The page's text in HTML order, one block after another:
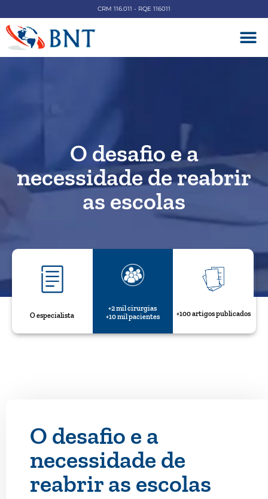
CRM 116.011 - RQE 116011
O desafio e a
necessidade de reabrir
as escolas
O especialista
+2 mil cirurgias
+10 mil pacientes
+100 artigos publicados
O desafio e a
necessidade de
reabrir as escolas